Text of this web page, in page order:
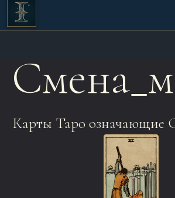
Карты Таро означающие